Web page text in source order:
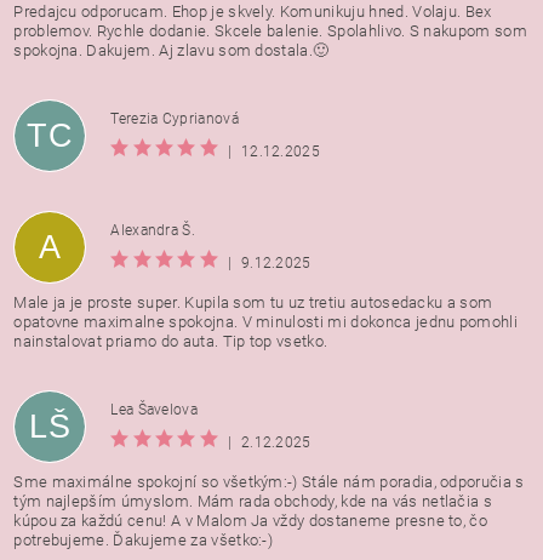
Predajcu odporucam. Ehop je skvely. Komunikuju hned. Volaju. Bex
problemov. Rychle dodanie. Skcele balenie. Spolahlivo. S nakupom som
spokojna. Dakujem. Aj zlavu som dostala.🙂
TC
Terezia Cyprianová
|
12.12.2025
A
Alexandra Š.
|
9.12.2025
Male ja je proste super. Kupila som tu uz tretiu autosedacku a som
opatovne maximalne spokojna. V minulosti mi dokonca jednu pomohli
nainstalovat priamo do auta. Tip top vsetko.
LŠ
Lea Šavelova
|
2.12.2025
Sme maximálne spokojní so všetkým:-) Stále nám poradia, odporučia s
tým najlepším úmyslom. Mám rada obchody, kde na vás netlačia s
kúpou za každú cenu! A v Malom Ja vždy dostaneme presne to, čo
potrebujeme. Ďakujeme za všetko:-)